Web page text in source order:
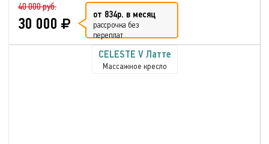
40 000 руб.
30 000 от 834р. в месяц
рассрочка без
переплат
CELESTE V Латте
Массажное кресло